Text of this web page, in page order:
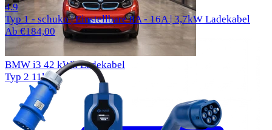
BMW i3 42 kWh Ladekabel
Typ 2 11kW
4.957 Bewertungen
Typ 1 - schuko | Einstellbare 8A - 16A | 3,7kW Ladekabel
Ab €184,00